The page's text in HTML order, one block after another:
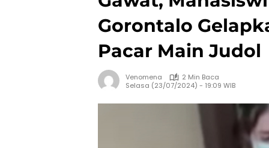
Gorontalo
Pacar Main Judol
Venomena
2 Min Baca
Selasa (23/07/2024) - 19:09 WIB